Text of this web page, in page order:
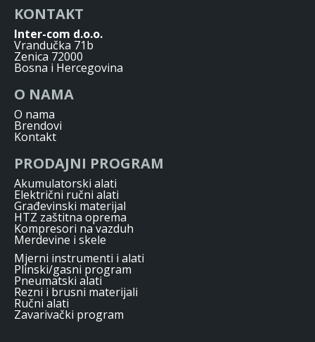
KONTAKT
Inter-com d.o.o.
Vrandučka 71b
Zenica 72000
Bosna i Hercegovina
O NAMA
O nama
Brendovi
Kontakt
PRODAJNI PROGRAM
Akumulatorski alati
Električni ručni alati
Građevinski materijal
HTZ zaštitna oprema
Kompresori na vazduh
Merdevine i skele
Mjerni instrumenti i alati
Plinski/gasni program
Pneumatski alati
Rezni i brusni materijali
Ručni alati
Zavarivački program